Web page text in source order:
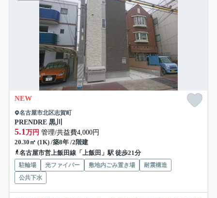
NEW
名古屋市北区志賀町
PRENDRE 黒川
5.1万円 管理/共益費4,000円
20.30㎡ (1K) /築8年 /2階建
名古屋市営上飯田線「上飯田」駅 徒歩21分
駐輪場 光ファイバー 敷地内ごみ置き場
耐震構造
公共下水